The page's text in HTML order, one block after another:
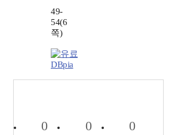
49-
54(6
쪽)
DBpia
0 0 0